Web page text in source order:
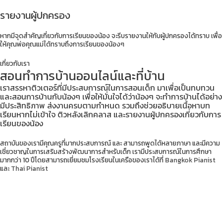
รายงานผู้ปกครอง
หากมีจุดสำคัญเกี่ยวกับการเรียนของน้อง จะรีบรายงานให้กับผู้ปกครองได้ทราบ เพื่อ
ให้คุณพ่อคุณแม่ได้ทราบถึงการเรียนของน้องๆ
เกี่ยวกับเรา
สอนทำการบ้านออนไลน์และที่บ้าน
เราสรรหาติวเตอร์ที่มีประสบการณ์ในการสอนเด็ก มาเพื่อเป็นทบทวน
และสอนการบ้านกับน้องๆ เพื่อให้มั่นใจได้ว่าน้องๆ จะทำการบ้านได้อย่าง
มีประสิทธิภาพ ส่งงานครบตามกำหนด รวมถึงช่วยอธิบายเนื้อหาบท
เรียนหากไม่เข้าใจ ติวหลังเลิกคลาส และรายงานผู้ปกครองเกี่ยวกับการ
เรียนของน้อง
สถาบันของเรามีคุณครูที่มากประสบการณ์ และ สามารถพูดได้หลายภาษา และมีความ
เชี่ยวชาญในการเสริมสร้างพัฒนาการสำหรับเด็ก เรามีประสบการณ์ในการศึกษา
มากกว่า 10 ปีโดยสามารถเยี่ยมชมโรงเรียนในเครือของเราได้ที่ Bangkok Pianist
และThai Pianist